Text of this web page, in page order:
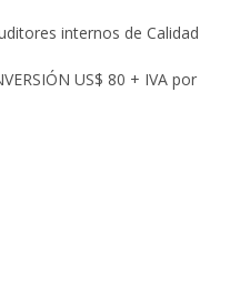
internos de Calidad
US$ 80 + IVA por